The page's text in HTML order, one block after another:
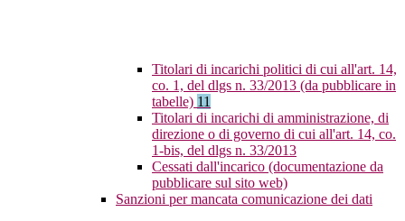
Titolari di incarichi politici di cui all'art. 14,
co. 1, del dlgs n. 33/2013 (da pubblicare in
tabelle) 11
Titolari di incarichi di amministrazione, di
direzione o di governo di cui all'art. 14, co.
1-bis, del dlgs n. 33/2013
Cessati dall'incarico (documentazione da
pubblicare sul sito web)
Sanzioni per mancata comunicazione dei dati